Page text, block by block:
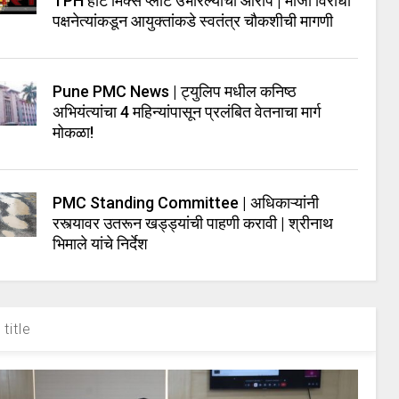
पक्षनेत्यांकडून आयुक्तांकडे स्वतंत्र चौकशीची मागणी
Pune PMC News | ट्युलिप मधील कनिष्ठ
अभियंत्यांचा 4 महिन्यांपासून प्रलंबित वेतनाचा मार्ग
मोकळा!
PMC Standing Committee | अधिकाऱ्यांनी
रस्त्यावर उतरून खड्ड्यांची पाहणी करावी | श्रीनाथ
भिमाले यांचे निर्देश